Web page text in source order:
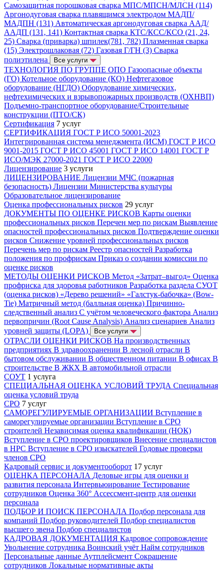
Самозащитная порошковая сварка МПС/МПСН/МЛСН (114)
Аргонодуговая сварка плавящимся электродом МАДП/
МАДПН (131) Автоматическая аргонодуговая сварка ААД/
ААДП (131, 141) Контактная сварка КТС/КСС/КСО (21, 24,
25) Сварка (приварка) шпилек(781, 782) Плазменная сварка
(15) Электрошлаковая (72) Газовая Г/ГН (3) Сварка
полиэтилена
Все услуги
ТЕХНОЛОГИЯ ПО ГРУППЕ ОПО Газоопасные объекты
(ГО) Котельное оборудование (КО) Нефтегазовое
оборудование (НГДО) Оборудование химических,
нефтехимических и взрывопожарных производств (ОХНВП)
Подъемно-транспортное оборудование/Строительные
конструкции (ПТО/СК)
Сертификация 7 услуг
СЕРТИФИКАЦИЯ ГОСТ Р ИСО 50001-2023
Интегрированная система менеджмента (ИСМ) ГОСТ Р ИСО
9001-2015 ГОСТ Р ИСО 45001 ГОСТ Р ИСО 14001 ГОСТ Р
ИСО/МЭК 27000-2021 ГОСТ Р ИСО 22000
Лицензирование 3 услуги
ЛИЦЕНЗИРОВАНИЕ Лицензии МЧС (пожарная
безопасность) Лицензии Министерства культуры
Образовательное лицензирование
Оценка профессиональных рисков 29 услуг
ДОКУМЕНТЫ ПО ОЦЕНКЕ РИСКОВ Карты оценки
профессиональных рисков Перечен мер по рискам Выявление
опасностей профессиональных рисков Подтверждение оценки
рисков Снижение уровней профессиональных рисков
Перечень мер по рискам Реестр опасностей Разработка
положения по профрискам Приказ о создании комиссии по
оценке рисков
МЕТОДЫ ОЦЕНКИ РИСКОВ Метод «Затрат–выгод» Оценка
профриска для здоровья работников Разработка раздела СУОТ
(оценка рисков) «Дерево решений» «Галстук-бабочка» (Bow-
Tie) Матричный метод (балльная оценка) Причинно-
следственный анализ С учётом человеческого фактора Анализ
первопричин (Root Cause Analysis) Анализ сценариев Анализ
уровней защиты (LOPA)
Все услуги
ОТРАСЛИ ОЦЕНКИ РИСКОВ На производственных
предприятиях В здравоохранении В лесной отрасли В
бытовом обслуживании В общественном питании В офисах В
строительстве В ЖКХ В автомобильной отрасли
СОУТ 1 услуга
СПЕЦИАЛЬНАЯ ОЦЕНКА УСЛОВИЙ ТРУДА Специальная
оценка условий труда
СРО 7 услуг
САМОРЕГУЛИРУЕМЫЕ ОРГАНИЗАЦИИ Вступление в
саморегулируемые организации Вступление в СРО
строителей Независимая оценка квалификации (НОК)
Вступление в СРО проектировщиков Внесение специалистов
в НРС Вступление в СРО изыскателей Годовые проверки
членов СРО
Кадровый сервис и документооборот 17 услуг
ОЦЕНКА ПЕРСОНАЛА Деловые игры для оценки и
развития персонала Интервьюирование Тестирование
сотрудников Оценка 360° Ассессмент-центр для оценки
персонала
ПОДБОР И ПОИСК ПЕРСОНАЛА Подбор персонала для
компаний Подбор руководителей Подбор специалистов
высшего звена Подбор специалистов
КАДРОВАЯ ДОКУМЕНТАЦИЯ Кадровое сопровождение
Увольнение сотрудника Воинский учёт Найм сотрудников
Персональные данные Аутплейсмент Сокращение
сотрудников Локальные нормативные акты